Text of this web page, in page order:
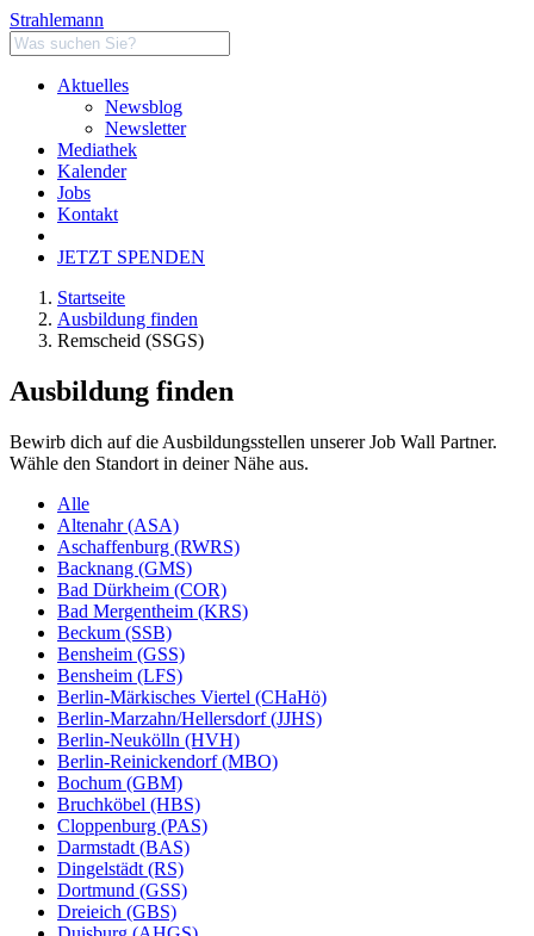
Strahlemann
Aktuelles
Newsblog
Newsletter
Mediathek
Kalender
Jobs
Kontakt
JETZT SPENDEN
Startseite
Ausbildung finden
Remscheid (SSGS)
Ausbildung finden
Bewirb dich auf die Ausbildungsstellen unserer Job Wall Partner.
Wähle den Standort in deiner Nähe aus.
Alle
Altenahr (ASA)
Aschaffenburg (RWRS)
Backnang (GMS)
Bad Dürkheim (COR)
Bad Mergentheim (KRS)
Beckum (SSB)
Bensheim (GSS)
Bensheim (LFS)
Berlin-Märkisches Viertel (CHaHö)
Berlin-Marzahn/Hellersdorf (JJHS)
Berlin-Neukölln (HVH)
Berlin-Reinickendorf (MBO)
Bochum (GBM)
Bruchköbel (HBS)
Cloppenburg (PAS)
Darmstadt (BAS)
Dingelstädt (RS)
Dortmund (GSS)
Dreieich (GBS)